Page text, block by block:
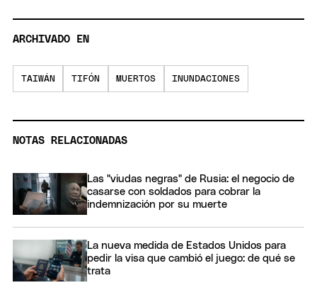
ARCHIVADO EN
TAIWÁN TIFÓN MUERTOS INUNDACIONES
NOTAS RELACIONADAS
Las "viudas negras" de Rusia: el negocio de
casarse con soldados para cobrar la
indemnización por su muerte
La nueva medida de Estados Unidos para
pedir la visa que cambió el juego: de qué se
trata